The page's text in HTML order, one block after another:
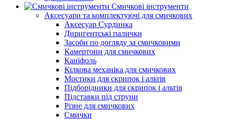
Смичкові інструменти
Аксесуари та комплектуючі для смичкових
Аксесуар Сурдинка
Диригентські палички
Засоби по догляду за смичковими
Камертони для смичкових
Каніфоль
Кілкова механіка для смичкових
Мостики для скрипок і альтів
Підборiдники для скрипок і альтів
Підставки під струни
Різне для смичкових
Смички